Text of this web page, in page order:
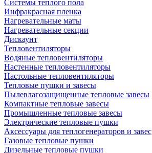
Системы теплого пола
Инфракрасная пленка
Нагревательные маты
Нагревательные секции
Дискаунт
Тепловентиляторы
Водяные тепловентиляторы
Настенные тепловентиляторы
Настольные тепловентиляторы
Тепловые пушки и завесы
Пылевлагозащищенные тепловые завесы
Компактные тепловые завесы
Промышленные тепловые завесы
Электрические тепловые пушки
Аксессуары для теплогенераторов и завес
Газовые тепловые пушки
Дизельные тепловые пушки